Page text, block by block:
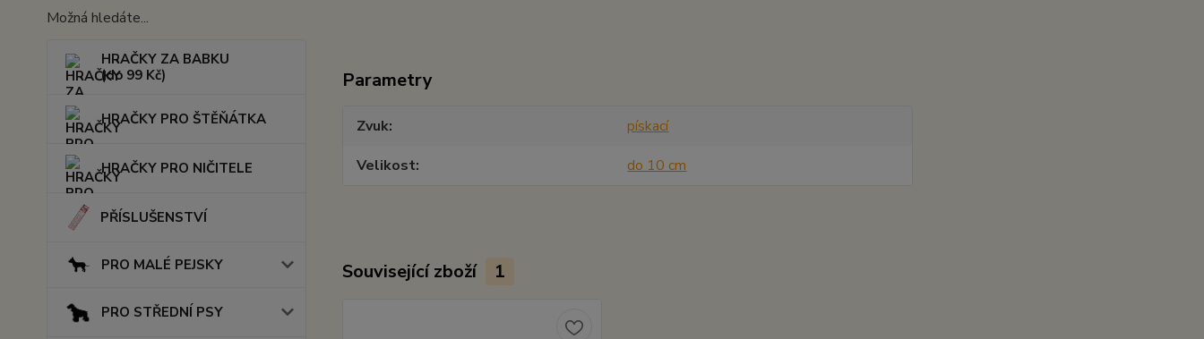
Možná hledáte...
HRAČKY ZA BABKU
(do 99 Kč)
HRAČKY PRO ŠTĚŇÁTKA
HRAČKY PRO NIČITELE
PŘÍSLUŠENSTVÍ
PRO MALÉ PEJSKY
PRO STŘEDNÍ PSY
Parametry
Zvuk
pískací
Velikost
do 10 cm
Související zboží 1